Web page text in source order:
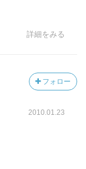
詳細をみる
フォロー
2010.01.23